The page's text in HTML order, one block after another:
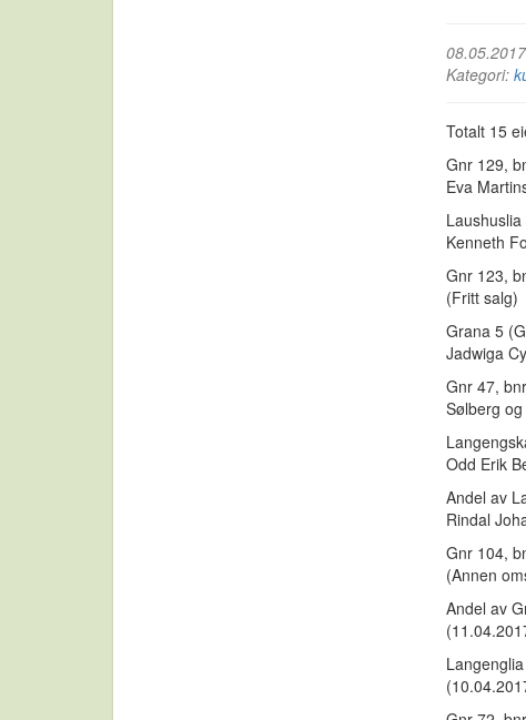
08.05.2017
Kategori:
Totalt 15
Gnr 129,
Eva
Kenneth
Gnr 123,
(Fritt salg)
Grana 5
Jadwiga
Gnr 47,
Sølberg
Odd Erik
Andel av
Rindal
Gnr 104,
(Annen
Andel av